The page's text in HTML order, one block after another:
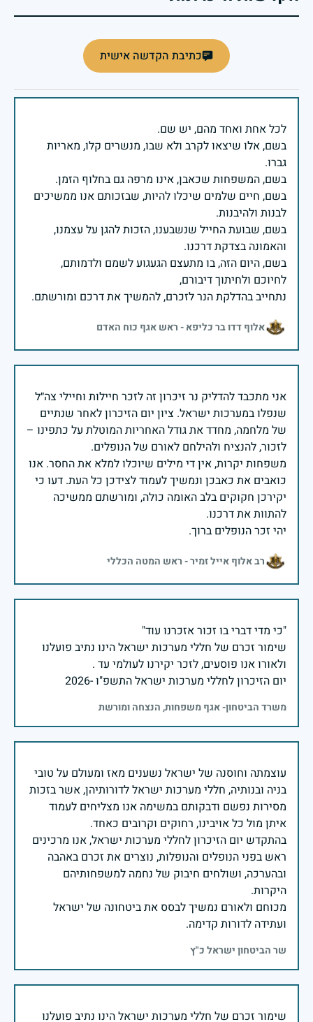
כתיבת הקדשה אישית
בשם, אלו שיצאו לקרב ולא שבו, מנשרים קלו, מאריות
בשם, חיים שלמים שיכלו להיות, שבזכותם אנו ממשיכים
בשם, שבועת החייל שנשבענו, הזכות להגן על עצמנו,
בשם, היום הזה, בו מתעצם הגעגוע לשמם ולדמותם,
נתחייב בהדלקת הנר לזכרם, להמשיך את דרכם ומורשתם.
אלוף דדו בר כליפא - ראש אגף כוח האדם
אני מתכבד להדליק נר זיכרון זה לזכר חיילות וחיילי צה״ל
שנפלו במערכות ישראל. ציון יום הזיכרון לאחר שנתיים
של מלחמה, מחדד את גודל האחריות המוטלת על כתפינו –
משפחות יקרות, אין די מילים שיוכלו למלא את החסר. אנו
כואבים את כאבכן ונמשיך לעמוד לצידכן כל העת. דעו כי
יקירכן חקוקים בלב האומה כולה, ומורשתם ממשיכה
יהי זכר הנופלים ברוך.
רב אלוף אייל זמיר - ראש המטה הכללי
שימור זכרם של חללי מערכות ישראל הינו נתיב פועלנו
יום הזיכרון לחללי מערכות ישראל התשפ"ו -2026
משרד הביטחון- אגף משפחות, הנצחה ומורשת
עוצמתה וחוסנה של ישראל נשענים מאז ומעולם על טובי
בניה ובנותיה, חללי מערכות ישראל לדורותיהן, אשר בזכות
מסירות נפשם ודבקותם במשימה אנו מצליחים לעמוד
בהתקדש יום הזיכרון לחללי מערכות ישראל, אנו מרכינים
ראש בפני הנופלים והנופלות, נוצרים את זכרם באהבה
ובהערכה, ושולחים חיבוק של נחמה למשפחותיהם
מכוחם ולאורם נמשיך לבסס את ביטחונה של ישראל
ועתידה לדורות קדימה.
שר הביטחון ישראל כ"ץ
שימור זכרם של חללי מערכות ישראל הינו נתיב פועלנו